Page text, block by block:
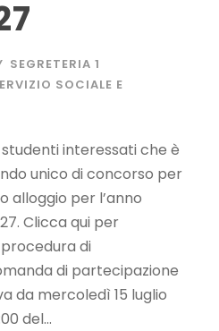
SEGRETERIA 1
SOCIALE E
interessati che è
unico di concorso per
alloggio per l’anno
Clicca qui per
di
di partecipazione
da mercoledì 15 luglio
del...